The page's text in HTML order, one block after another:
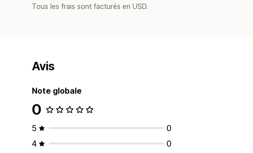
Tous les frais sont facturés en USD.
Avis
Note globale
0
5
0
4
0